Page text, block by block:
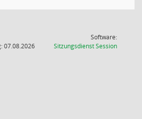
07.08.2026
Software:
SitzungsdienstSession(Wird in